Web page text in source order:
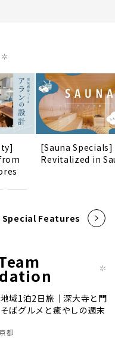
[Sauna Specials]
Revitalized in
Special Features
域1泊2日旅｜深大寺と門
ばグルメと癒やしの週末
都